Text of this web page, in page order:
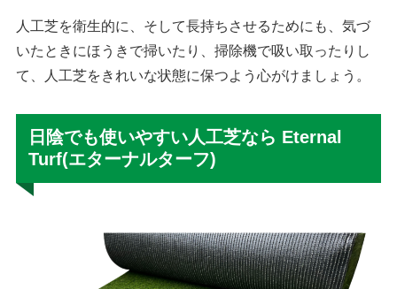
人工芝を衛生的に、そして長持ちさせるためにも、気づ
いたときにほうきで掃いたり、掃除機で吸い取ったりし
て、人工芝をきれいな状態に保つよう心がけましょう。
日陰でも使いやすい人工芝なら Eternal
Turf(エターナルターフ)